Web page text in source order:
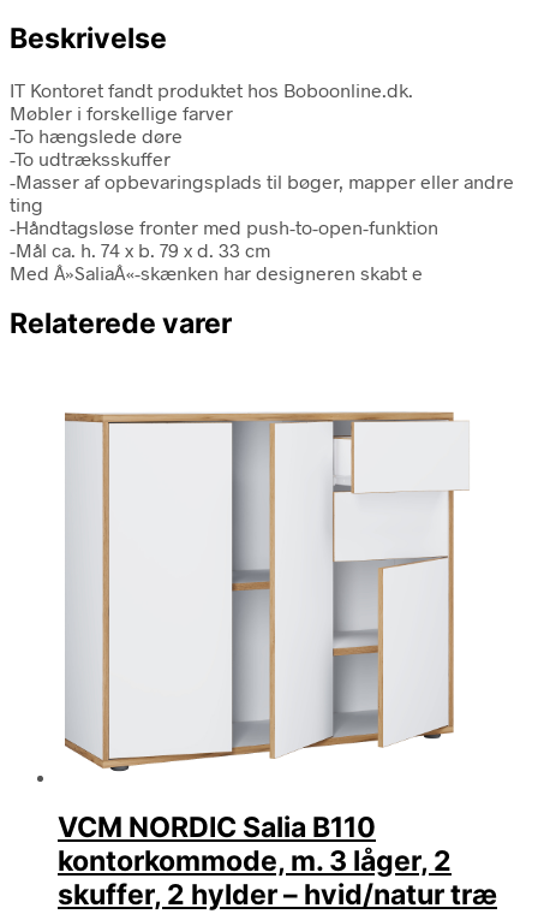
Beskrivelse
IT Kontoret fandt produktet hos Boboonline.dk.
Møbler i forskellige farver
-To hængslede døre
-To udtræksskuffer
-Masser af opbevaringsplads til bøger, mapper eller andre
ting
-Håndtagsløse fronter med push-to-open-funktion
-Mål ca. h. 74 x b. 79 x d. 33 cm
Med Â»SaliaÂ«-skænken har designeren skabt e
Relaterede varer
VCM NORDIC Salia B110
kontorkommode, m. 3 låger, 2
skuffer, 2 hylder – hvid/natur træ